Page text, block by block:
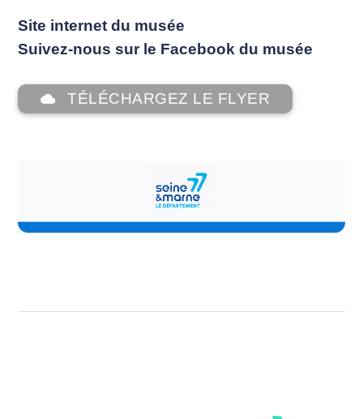
Site internet du musée
Suivez-nous sur le Facebook du musée
cloud TÉLÉCHARGEZ LE FLYER